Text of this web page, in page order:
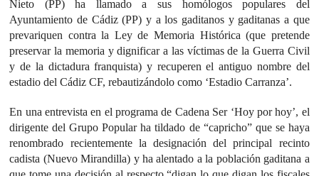
Nieto (PP) ha llamado a sus homólogos populares del
Ayuntamiento de Cádiz (PP) y a los gaditanos y gaditanas a que
prevariquen contra la Ley de Memoria Histórica (que pretende
preservar la memoria y dignificar a las víctimas de la Guerra Civil
y de la dictadura franquista) y recuperen el antiguo nombre del
estadio del Cádiz CF, rebautizándolo como ‘Estadio Carranza’.
En una entrevista en el programa de Cadena Ser ‘Hoy por hoy’, el
dirigente del Grupo Popular ha tildado de “capricho” que se haya
renombrado recientemente la designación del principal recinto
cadista (Nuevo Mirandilla) y ha alentado a la población gaditana a